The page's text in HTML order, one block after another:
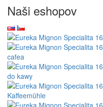
Naši eshopov